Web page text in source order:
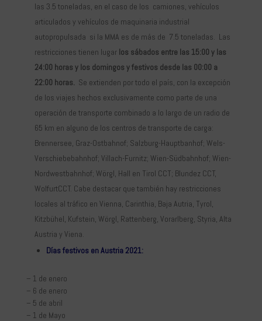
las 3.5 toneladas, en el caso de los camiones, vehículos
articulados y vehículos de maquinaria industrial
autopropulsada si la MMA es de más de 7.5 toneladas. Las
restricciones tienen lugar los sábados entre las 15:00 y las
24:00 horas y los domingos y festivos desde las 00:00 a
22:00 horas.
Se extienden por todo el país, con la excepción
de los viajes hechos exclusivamente como parte de una
operación de transporte combinado a lo largo de un radio de
65 km en alguno de los centros de transporte de carga:
Brennersee, Graz-Ostbahnof; Salzburg-Hauptbanhof; Wels-
Verschiebebahnhof; Villach-Furnitz; Wien-Südbahnhof; Wien-
Nordwestbahnhof; Wörgl, Hall en Tirol CCT; Blundez CCT,
WolfurtCCT. Cabe destacar que también hay restricciones
locales al tráfico en Vienna, Carinthia, Baja Autria, Tyrol,
Kitzbühel, Kufstein, Wörgl, Rattenberg, Vorarlberg, Styria, Alta
Austria y Viena.
Días festivos en Austria 2021:
– 1 de enero
– 6 de enero
– 5 de abril
– 1 de Mayo